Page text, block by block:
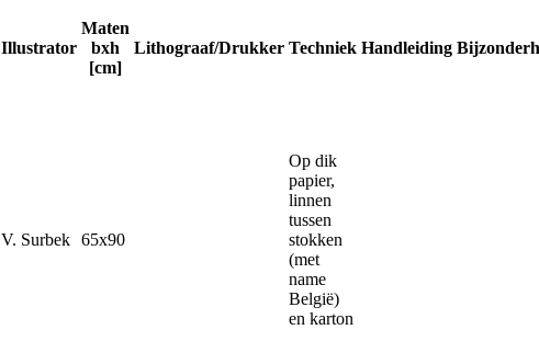
Illustrator
Maten
bxh
[cm]
Lithograaf/Drukker Techniek Handleiding
V. Surbek 65x90
Op dik
papier,
linnen
tussen
stokken
(met
name
België)
en karton